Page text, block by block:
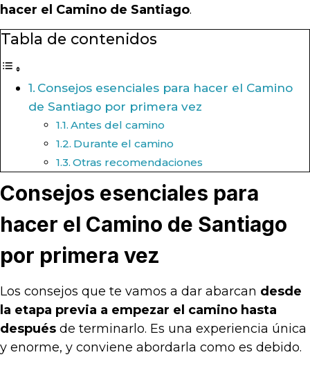
hacer el Camino de Santiago.
Tabla de contenidos
Consejos esenciales para hacer el Camino
de Santiago por primera vez
Antes del camino
Durante el camino
Otras recomendaciones
Consejos esenciales para
hacer el Camino de Santiago
por primera vez
Los consejos que te vamos a dar abarcan desde
la etapa previa a empezar el camino hasta
después de terminarlo. Es una experiencia única
y enorme, y conviene abordarla como es debido.